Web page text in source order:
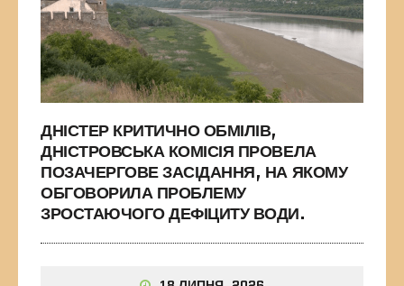
ДНІСТЕР КРИТИЧНО ОБМІЛІВ,
ДНІСТРОВСЬКА КОМІСІЯ ПРОВЕЛА
ПОЗАЧЕРГОВЕ ЗАСІДАННЯ, НА ЯКОМУ
ОБГОВОРИЛА ПРОБЛЕМУ
ЗРОСТАЮЧОГО ДЕФІЦИТУ ВОДИ.